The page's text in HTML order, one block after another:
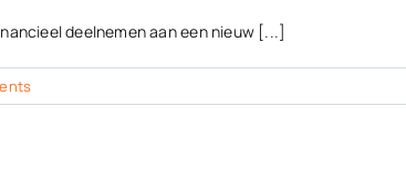
deelnemen aan een nieuw [...]